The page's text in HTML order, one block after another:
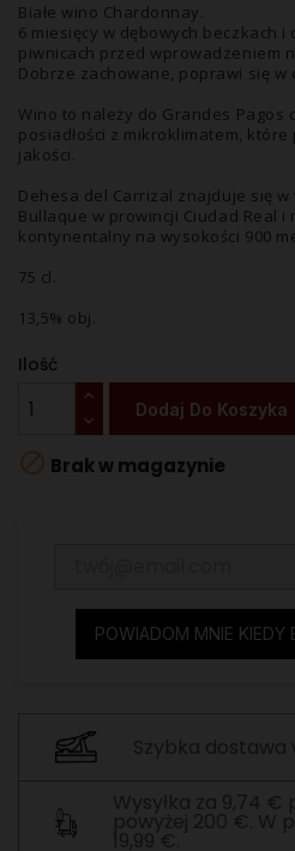
Białe wino Chardonnay.
6 miesięcy w dębowych beczkach i
piwnicach przed wprowadzeniem
Dobrze zachowane, poprawi się w
Wino to należy do Grandes Pagos
posiadłości z mikroklimatem,
jakości.
Dehesa del Carrizal znajduje się
Bullaque w prowincji Ciudad Real i
kontynentalny na wysokości 900
75 cl.
13,5% obj.
Ilość
Dodaj Do Koszyka
 Brak w magazynie
POWIADOM MNIE KIEDY